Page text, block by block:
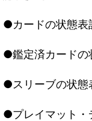
●カードの状態表
●鑑定済カードの
●スリーブの状態
●プレイマット・